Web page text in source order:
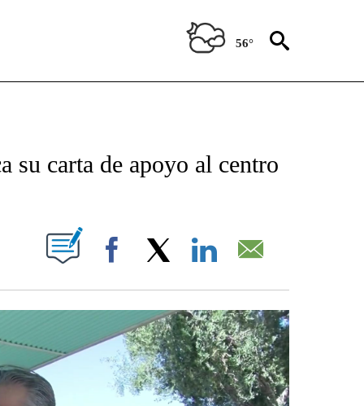
56°
PAGES ON "NEWS".
su carta de apoyo al centro
ABOUT NEW PAGES ON "".
Facebook